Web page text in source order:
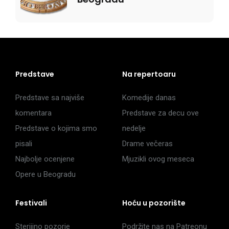
Predstave
Predstave sa najviše
komentara
Predstave o kojima smo
pisali
Najbolje ocenjene
Opere u Beogradu
Na repertoaru
Komedije danas
Predstave za decu ove
nedelje
Drame večeras
Mjuzikli ovog meseca
Festivali
Sterijino pozorje
Hoću u pozorište
Podržite nas na Patreonu